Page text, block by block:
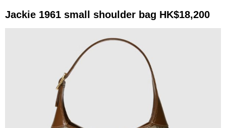
Jackie 1961 small shoulder bag HK$18,200